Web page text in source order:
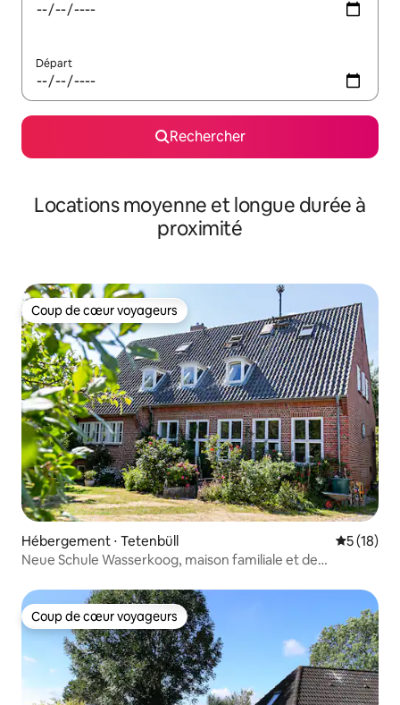
Départ
Rechercher
Locations moyenne et longue durée à
proximité
Coup de cœur voyageurs
Coup de cœur voyageurs
Hébergement ⋅ Tetenbüll
5 (18)
Neue Schule Wasserkoog, maison familiale et de
Coup de cœur voyageurs
Coup de cœur voyageurs